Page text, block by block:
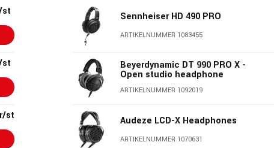
localization
resonance, improving audio
mixing environment via advanced
st
st
st
Sennheiser HD 490 PRO
ARTIKELNUMMER 1083455
Beyerdynamic DT 990 PRO X -
Open studio headphone
ARTIKELNUMMER 1092019
Audeze LCD-X Headphones
ARTIKELNUMMER 1070631